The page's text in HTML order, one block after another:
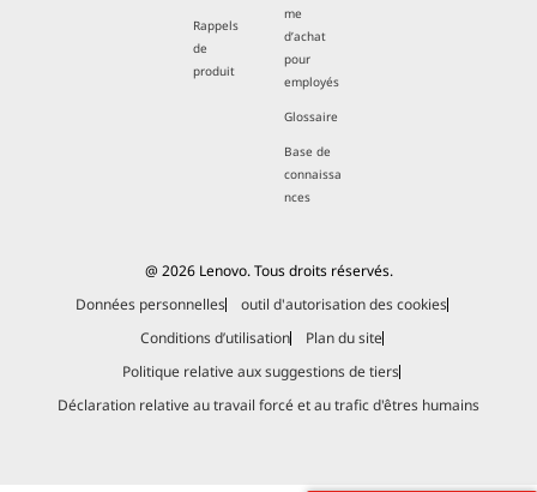
Rappels
de
produit
me
d’achat
pour
employés
Glossaire
Base de
connaissa
nces
@ 2026 Lenovo. Tous droits réservés.
Données personnelles
outil d'autorisation des cookies
Conditions d’utilisation
Plan du site
Politique relative aux suggestions de tiers
Déclaration relative au travail forcé et au trafic d'êtres humains